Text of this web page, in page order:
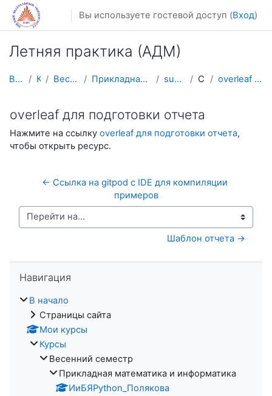
Перейти к основному содержанию
Вы используете гостевой доступ (Вход)
Летняя практика (АДМ)
В начало Курсы Весенний семестр Прикладная математика и информатика summer_practice Ссылки overleaf для подготовки отчета
overleaf для подготовки отчета
Нажмите на ссылку overleaf для подготовки отчета,
чтобы открыть ресурс.
← Ссылка на gitpod с IDE для компиляции
примеров
Перейти на...
Шаблон отчета →
Навигация
В начало
Страницы сайта
Мои курсы
Курсы
Весенний семестр
Прикладная математика и информатика
ИиБЯPython_Полякова